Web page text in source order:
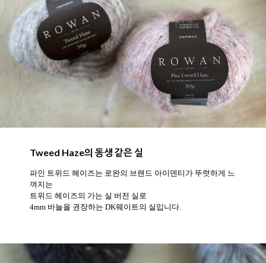
Tweed Haze의 동생 같은 실
파인 트위드 헤이즈는 로완의 브랜드 아이덴티가 뚜렷하게 느
껴지는
트위드 헤이즈의 가는 실 버전 실로
4mm 바늘을 권장하는 DK웨이트의 실입니다.